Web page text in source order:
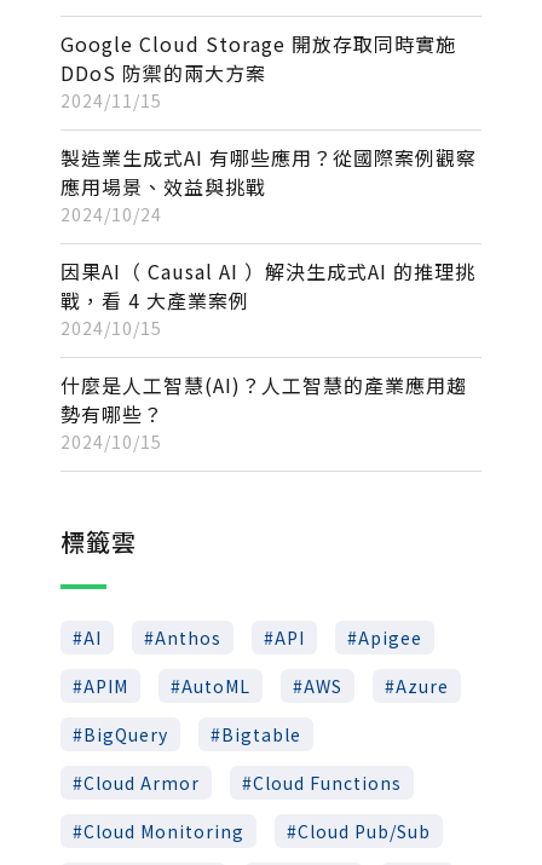
Google Cloud Storage 開放存取同時實施
DDoS 防禦的兩大方案
2024/11/15
製造業生成式AI 有哪些應用？從國際案例觀察
應用場景、效益與挑戰
2024/10/24
因果AI（ Causal AI ）解決生成式AI 的推理挑
戰，看 4 大產業案例
2024/10/15
什麼是人工智慧(AI)？人工智慧的產業應用趨
勢有哪些？
2024/10/15
標籤雲
AI Anthos API
Apigee
APIM
AutoML AWS
Azure
BigQuery
Bigtable
Cloud Armor
Cloud Functions
Cloud Monitoring
Cloud Pub/Sub